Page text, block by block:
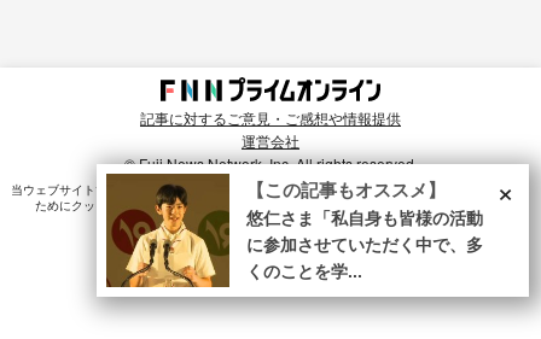
記事に対するご意見・ご感想や情報提供
運営会社
© Fuji News Network, Inc. All rights reserved.
当ウェブサイトでは、ユーザのニーズ・興味・関⼼に合致したコンテンツや広告配信を提供する
ためにクッキーを使⽤しています。詳細は、
プライバシーポリシー をご確認ください。×
【この記事もオススメ】
悠仁さま「私自身も皆様の活動
に参加させていただく中で、多
くのことを学...